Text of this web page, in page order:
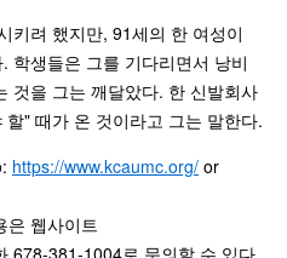
키려 했지만, 91세의 한 여성이
학생들은 그를 기다리면서 낭비
것을 그는 깨달았다. 한 신발회사
" 때가 온 것이라고 그는 말한다.
https://www.kcaumc.org/ or
은 웹사이트
678-381-1004로 문의할 수 있다.